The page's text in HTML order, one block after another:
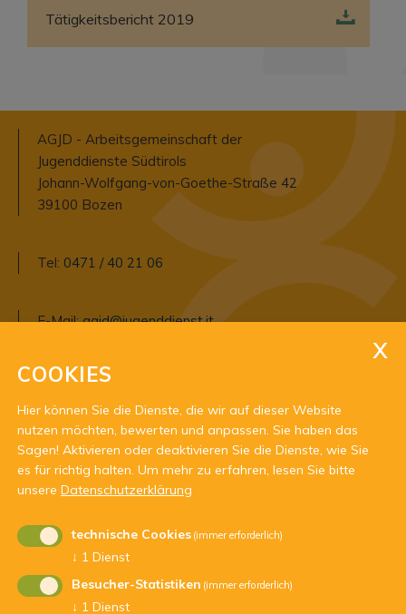
Tätigkeitsbericht 2019
AGJD - Arbeitsgemeinschaft der
Jugenddienste Südtirols
Johann-Wolfgang-von-Goethe-Straße 42
39100 Bozen
Tel: 0471 / 40 21 06
E-Mail:agjd@jugenddienst.it
COOKIES
Hier können Sie die Dienste, die wir auf dieser Website
nutzen möchten, bewerten und anpassen. Sie haben das
Sagen! Aktivieren oder deaktivieren Sie die Dienste, wie Sie
es für richtig halten. Um mehr zu erfahren, lesen Sie bitte
unsere Datenschutzerklärung
technische Cookies (immer erforderlich)
↓ 1 Dienst
Besucher-Statistiken (immer erforderlich)
↓ 1 Dienst